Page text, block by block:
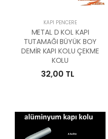
KAPI PENCERE
METAL D KOL KAPI
TUTAMAĞI BÜYÜK BOY
DEMİR KAPI KOLU ÇEKME
KOLU
32,00 TL